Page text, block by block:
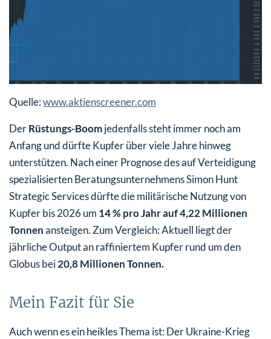
Quelle:www.aktienscreener.com
DerRüstungs-Boomjedenfalls steht immer noch am
Anfang und dürfte Kupfer über viele Jahre hinweg
unterstützen. Nach einer Prognose des auf Verteidigung
spezialisierten Beratungsunternehmens Simon Hunt
Strategic Services dürfte die militärische Nutzung von
Kupfer bis 2026 um 14 % pro Jahr auf 4,22 Millionen
Tonnenansteigen. Zum Vergleich: Aktuell liegt der
jährliche Output an raffiniertem Kupfer rund um den
Globus bei20,8 Millionen Tonnen.
Mein Fazit für Sie
Auch wenn es ein heikles Thema ist: Der Ukraine-Krieg